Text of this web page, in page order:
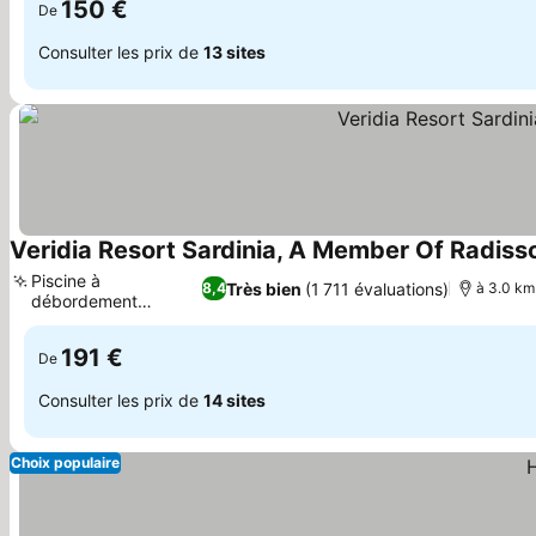
De 150 €
Consulter les prix de 13 sites
Veridia Resort Sardinia, A Member Of
8,4Très bien (1 711 évaluations)
Piscine à
débordement
panoramique
à 3.0
De 191 €
Consulter les prix de 14 sites
Choix populaire